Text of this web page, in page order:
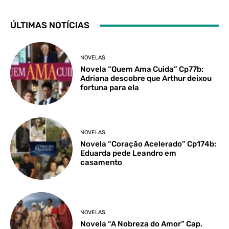
ÚLTIMAS NOTÍCIAS
NOVELAS
Novela “Quem Ama Cuida” Cp77b:
Adriana descobre que Arthur deixou
fortuna para ela
NOVELAS
Novela “Coração Acelerado” Cp174b:
Eduarda pede Leandro em
casamento
NOVELAS
Novela “A Nobreza do Amor” Cap.